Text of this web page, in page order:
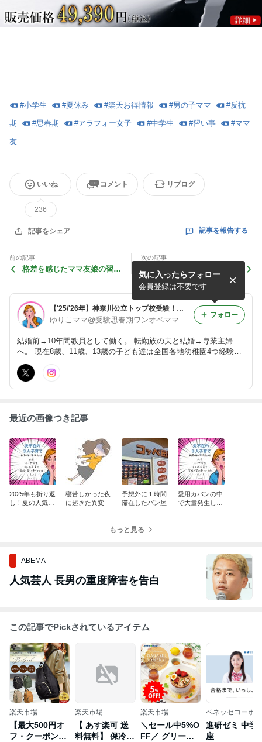
#小学生 #夏休み #楽天お得情報 #男の子ママ #反抗
期 #思春期 #アラフォー女子 #中学生 #習い事 #ママ
友
いいね
236
コメント リブログ
記事をシェア 記事を報告する
前の記事
格差を感じたママ友娘の習い
次の記事
衝撃だった今どきのラン活事
情！
【'25/'26年】神奈川公立トップ校受験！年子ママの奮闘記
ゆりこママ@受験思春期ワンオペママ
結婚前→10年間教員として働く。 転勤族の夫と結婚→専業主婦
へ。 現在8歳、11歳、13歳の子ども達は全国各地幼稚園4つ経験。
関東住み｜ワンオペ上等⇑⇑
気に入ったらフォロー
会員登録は不要です
フォロー
最近の画像つき記事
2025年も折り返
し！夏の人気ア
寝苦しかった夜
に起きた異変
予想外に１時間
滞在したパン屋
愛用カバンの中
で大量発生した
もっと見る
ABEMA
人気芸人 長男の重度障害を告白
この記事でPickされているアイテム
楽天市場
【最大500円オ
フ・クーポン発
楽天市場
【 あす楽可 送
料無料】 保冷バ
楽天市場
＼セール中5%O
FF／ グリーン
ベネッセコーポレ
ーション
進研ゼミ 中学
座